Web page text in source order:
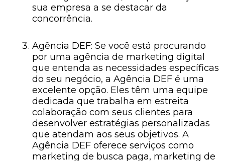
sua empresa a se destacar da
concorrência.
Agência DEF: Se você está procurando
por uma agência de marketing digital
que entenda as necessidades específicas
do seu negócio, a Agência DEF é uma
excelente opção. Eles têm uma equipe
dedicada que trabalha em estreita
colaboração com seus clientes para
desenvolver estratégias personalizadas
que atendam aos seus objetivos. A
Agência DEF oferece serviços como
marketing de busca paga, marketing de